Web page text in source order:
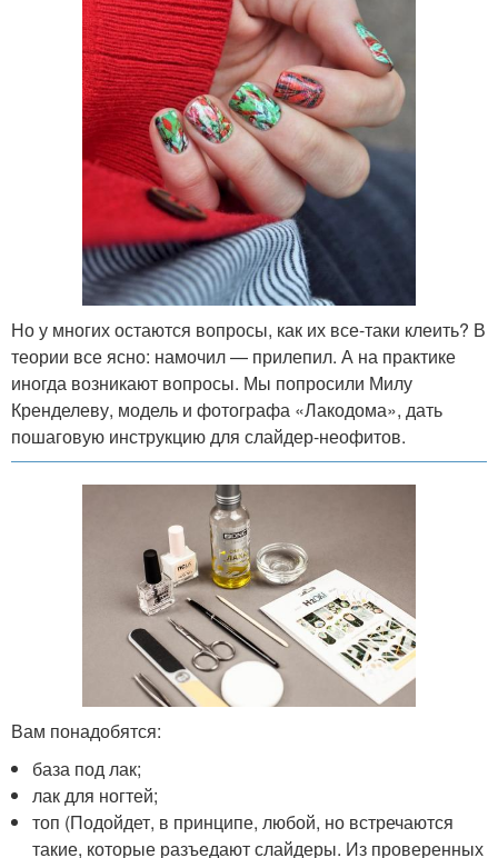
Но у многих остаются вопросы, как их все-таки клеить? В
теории все ясно: намочил — прилепил. А на практике
иногда возникают вопросы. Мы попросили Милу
Кренделеву, модель и фотографа «Лакодома», дать
пошаговую инструкцию для слайдер-неофитов.
Вам понадобятся:
база под лак;
лак для ногтей;
топ (Подойдет, в принципе, любой, но встречаются
такие, которые разъедают слайдеры. Из проверенных